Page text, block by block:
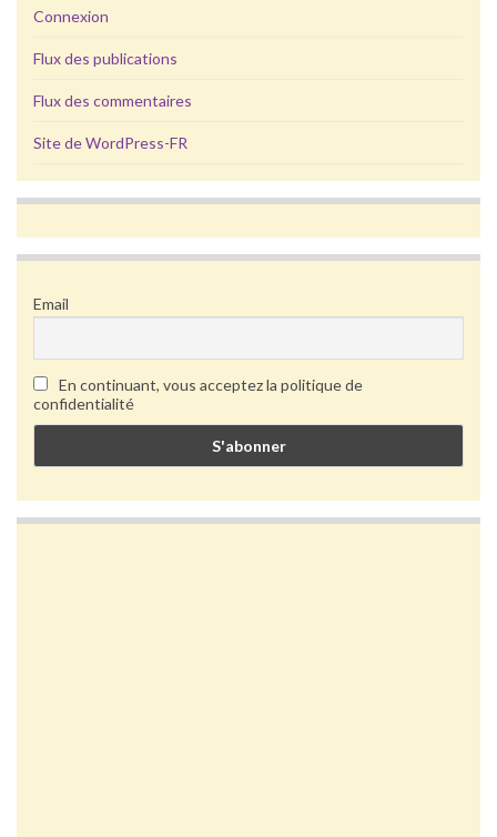
Connexion
Flux des publications
Flux des commentaires
Site de WordPress-FR
Email
En continuant, vous acceptez la politique de
confidentialité